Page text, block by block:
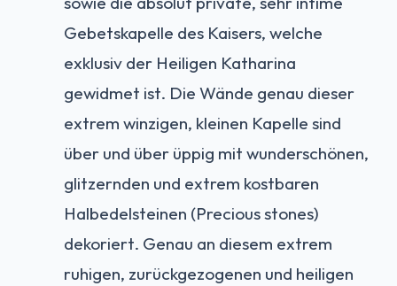
Gebetskapelle des Kaisers, welche
exklusiv der Heiligen Katharina
gewidmet ist. Die Wände genau dieser
extrem winzigen, kleinen Kapelle sind
über und über üppig mit wunderschönen,
glitzernden und extrem kostbaren
Halbedelsteinen (Precious stones)
dekoriert. Genau an diesem extrem
ruhigen, zurückgezogenen und heiligen